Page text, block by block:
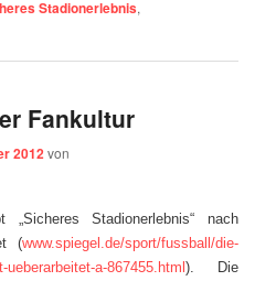
Stadionerlebnis,
Fankultur
2012von
Stadionerlebnis“ nach
(www.spiegel.de/sport/fussball/die-
a-867455.html). Die